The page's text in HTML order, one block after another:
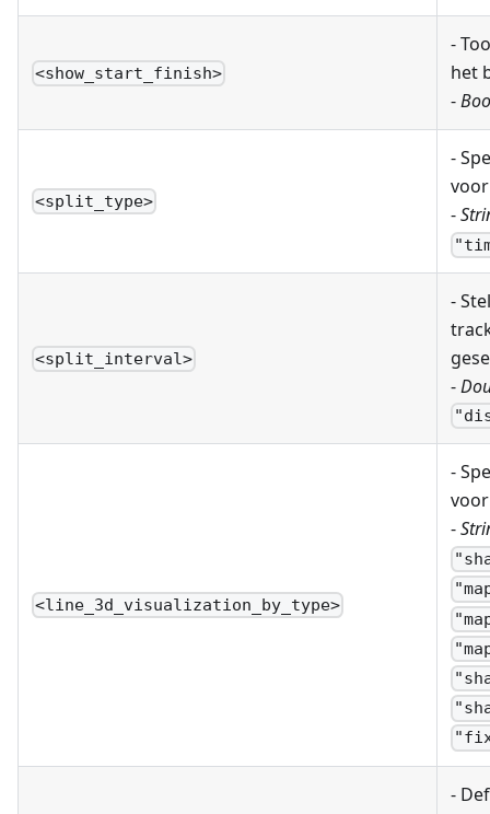
<show_start_finish>
-
het
-
<split_type>
-
-
<split_interval>
-
-
<line_3d_visualization_by_type>
-
-
-